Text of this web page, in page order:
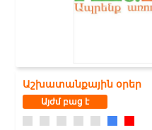
Աշխատանքային օրեր
Այժմ բաց է